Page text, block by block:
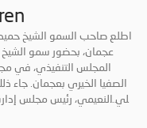
اطلع صاحب السمو الشيخ
عجمان، بحضور سمو
المجلس التنفيذي، في
الصفيا الخيري بعجمان.
علي النعيمي، رئيس مجلس
بن محمد النعيمي، مدير عام